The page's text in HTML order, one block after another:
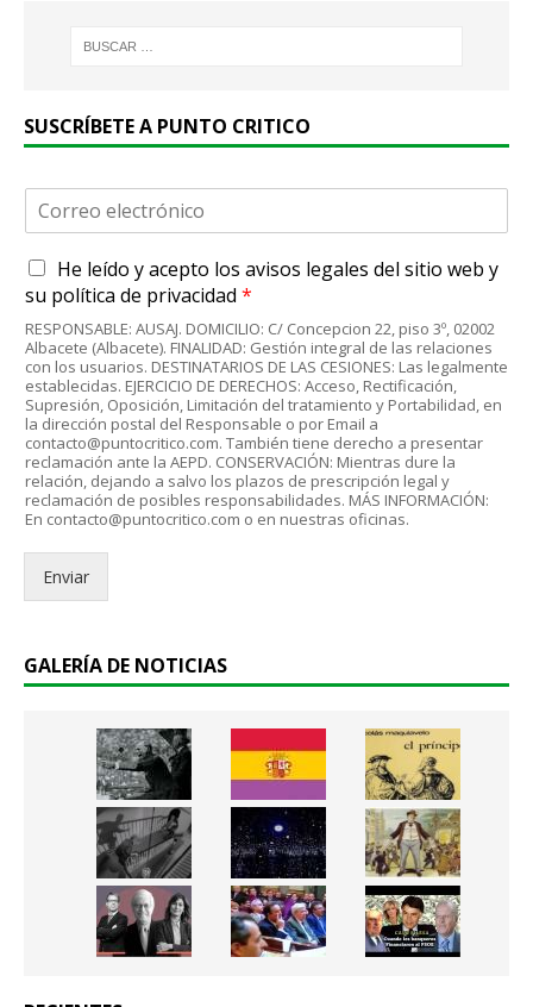
SUSCRÍBETE A PUNTO CRITICO
r
e
o
e
l
e
c
t
r
ó
n
i
c
.
A
c
e
r
d
o
R
G
P
D
*
He leído y acepto los avisos legales del sitio web y
su política de privacidad *
RESPONSABLE: AUSAJ. DOMICILIO: C/ Concepcion 22, piso 3º, 02002
Albacete (Albacete). FINALIDAD: Gestión integral de las relaciones
con los usuarios. DESTINATARIOS DE LAS CESIONES: Las legalmente
establecidas. EJERCICIO DE DERECHOS: Acceso, Rectificación,
Supresión, Oposición, Limitación del tratamiento y Portabilidad, en
la dirección postal del Responsable o por Email a
contacto@puntocritico.com. También tiene derecho a presentar
reclamación ante la AEPD. CONSERVACIÓN: Mientras dure la
relación, dejando a salvo los plazos de prescripción legal y
reclamación de posibles responsabilidades. MÁS INFORMACIÓN:
En contacto@puntocritico.com o en nuestras oficinas.
Enviar
GALERÍA DE NOTICIAS